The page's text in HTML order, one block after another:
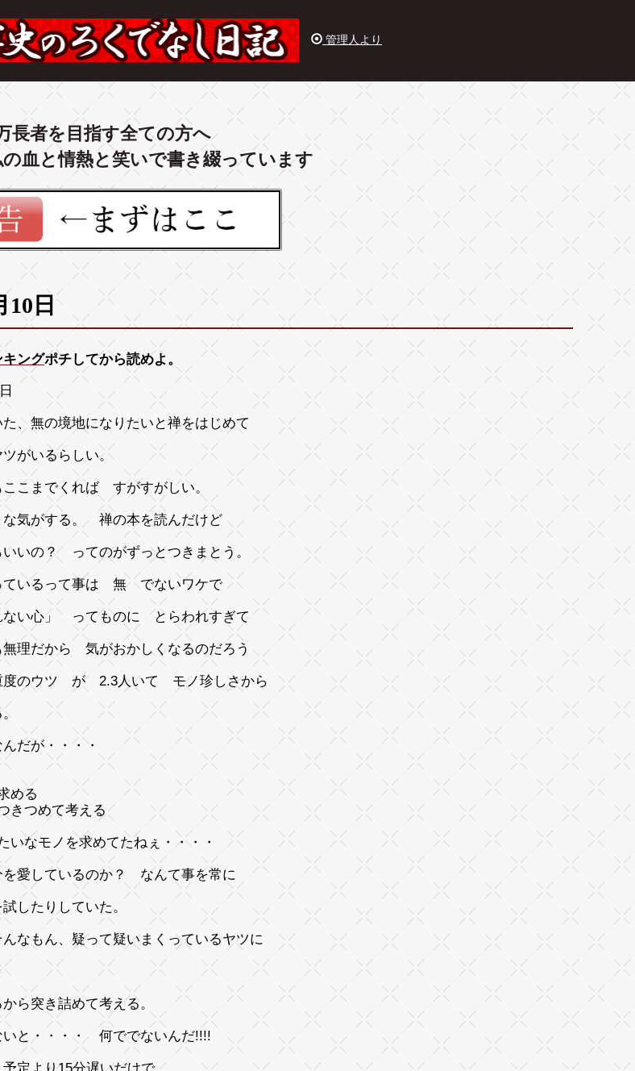
管理人より
長者を目指す全ての方へ
血と情熱と笑いで書き綴っています
10日
キングポチしてから読めよ。
、無の境地になりたいと禅をはじめて
がいるらしい。
こまでくれば すがすがしい。
な気がする。 禅の本を読んだけど
いの？ ってのがずっとつきまとう。
ているって事は 無 でないワケで
い心」 ってものに とらわれすぎて
無理だから 気がおかしくなるのだろう
度のウツ が 2.3人いて モノ珍しさから
んだが・・・・
める
きつめて考える
なモノを求めてたねぇ・・・・
を愛しているのか？ なんて事を常に
したりしていた。
なもん、疑って疑いまくっているヤツに
？
突き詰めて考える。
いと・・・・ 何ででないんだ!!!!
定より15分遅いだけで